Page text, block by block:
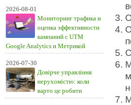
2026-08-01
Мониторинг трафика и
оценка эффективности
кампаний с UTM
Google Analytics и Метрикой
2026-07-30
Довірче управління
нерухомістю: коли
варто це робити